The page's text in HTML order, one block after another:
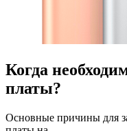
Когда
платы?
Основные причины для